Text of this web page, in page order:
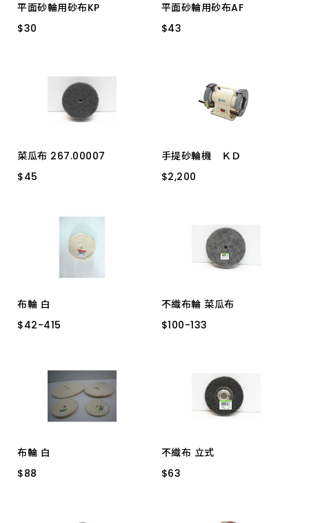
平面砂輪用砂布KP
$30
$30
4"* 80# 斜
4"*400# 斜
4"*60# 斜
4"*240# 斜
平面砂輪用砂布AF
$43
$43
4"*60# 斜正東昇
菜瓜布 267.00007
$45
$45
手提砂輪機 ＫＤ
$2,200
$2,200
布輪 白
$42-415
$42-415
3"
8" 3/4 (厚)
不織布輪 菜瓜布
$100-133
$100-133
8" *1" * 5P 150#
布輪 白
$88
$88
不織布 立式
$63
$63